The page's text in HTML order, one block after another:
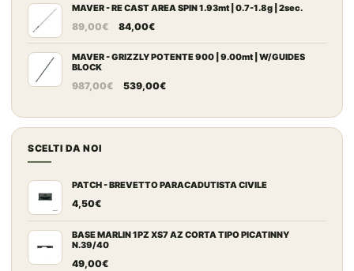
a
originale
era:
attuale
è:
MAVER - RE CAST AREA SPIN 1.93mt | 0.7-1.8g | 2sec.
89,00€
Il
originale
89,00€.
84,00€Il
attuale
84,00€.
MAVER - GRIZZLY POTENTE 900 | 9.00mt | W/GUIDES
BLOCK
987,00€
Il
originale
539,00€Il
attuale
SCELTI DA NOI
PATCH - BREVETTO PARACADUTISTA CIVILE
4,50€
BASE MARLIN 1PZ XS7 AZ CORTA TIPO PICATINNY
N.39/40
49,00€